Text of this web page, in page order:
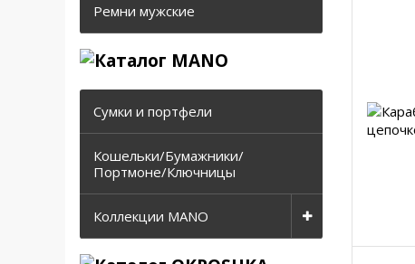
Ремни мужские
Сумки и портфели
Кошельки/Бумажники/
Портмоне/Ключницы
Коллекции MANO